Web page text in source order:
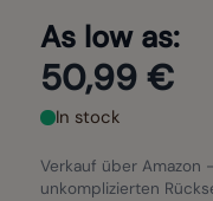
As low as:
50,99 €
In stock
Verkauf über Amazon
unkomplizierten